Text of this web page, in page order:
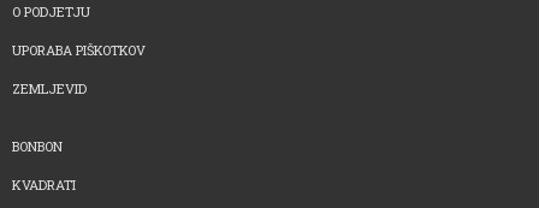
O PODJETJU
UPORABA PIŠKOTKOV
ZEMLJEVID
BONBON
KVADRATI